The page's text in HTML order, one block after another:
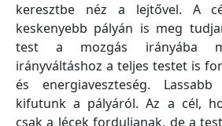
keresztbe néz a lejtővel. A
keskenyebb pályán is meg
test a mozgás irányába
irányváltáshoz a teljes testet is
és energiaveszteség.
kifutunk a pályáról. Az a cél,
csak a lécek forduljanak, de a